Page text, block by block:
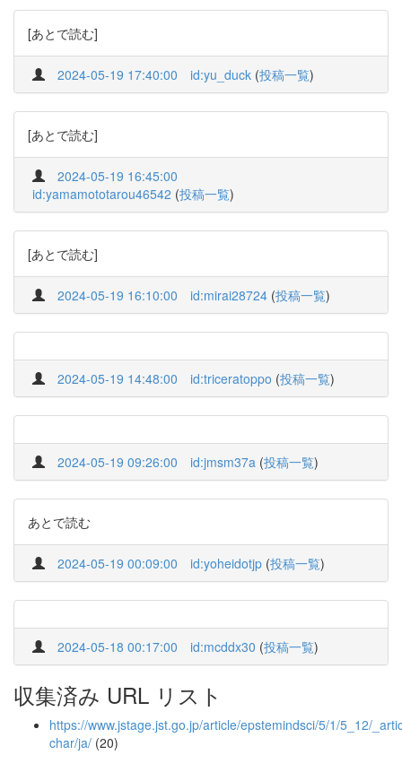
[あとで読む]
2024-05-19 17:40:00 id:yu_duck (投稿一覧)
[あとで読む]
2024-05-19 16:45:00
id:yamamototarou46542 (投稿一覧)
[あとで読む]
2024-05-19 16:10:00 id:mirai28724 (投稿一覧)
2024-05-19 14:48:00 id:triceratoppo (投稿一覧)
2024-05-19 09:26:00 id:jmsm37a (投稿一覧)
あとで読む
2024-05-19 00:09:00 id:yoheidotjp (投稿一覧)
2024-05-18 00:17:00 id:mcddx30 (投稿一覧)
収集済み URL リスト
https://www.jstage.jst.go.jp/article/epstemindsci/5/1/5_12/
char/ja/ (20)